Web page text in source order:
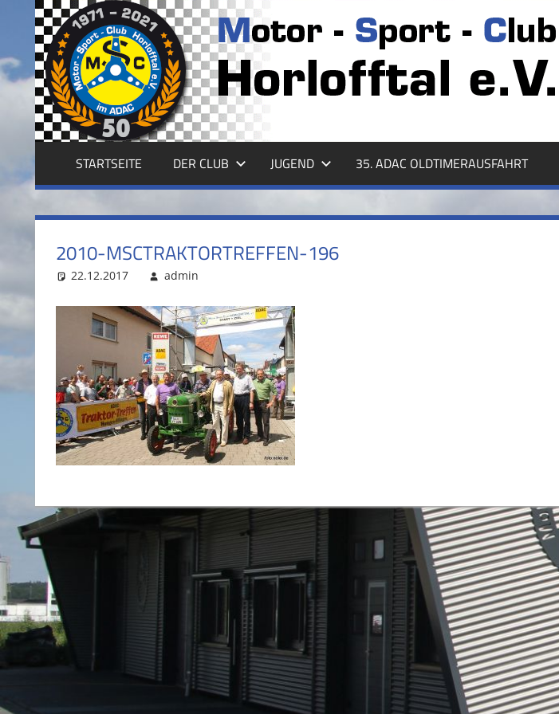
springen MSC
HORLOFFTAL
E.V.
STARTSEITE DER CLUB JUGEND 35. ADAC OLDTIMERAUSFAHRT
2010-MSCTRAKTORTREFFEN-196
22.12.2017 admin